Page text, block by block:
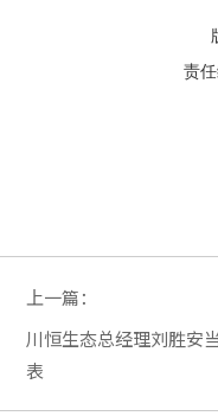
责
上一篇：
川恒生态总经理刘胜安
表